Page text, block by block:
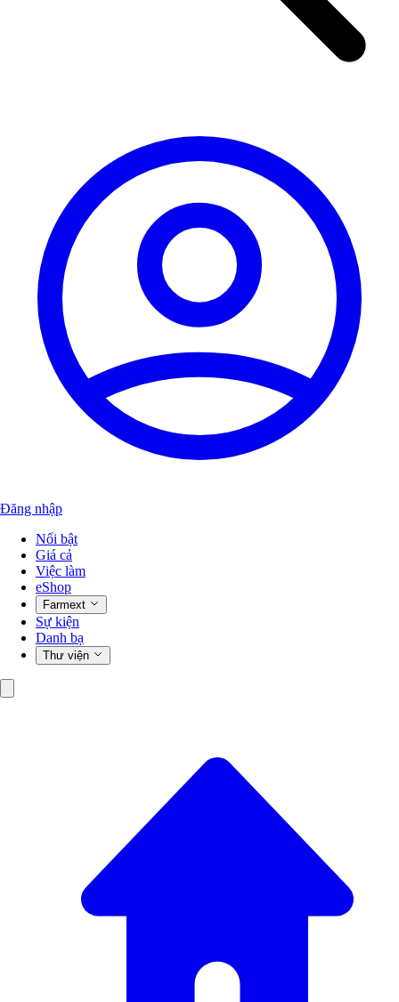
Đăng nhập
Nổi bật
Giá cả
Việc làm
eShop
Farmext
Sự kiện
Danh bạ
Thư viện